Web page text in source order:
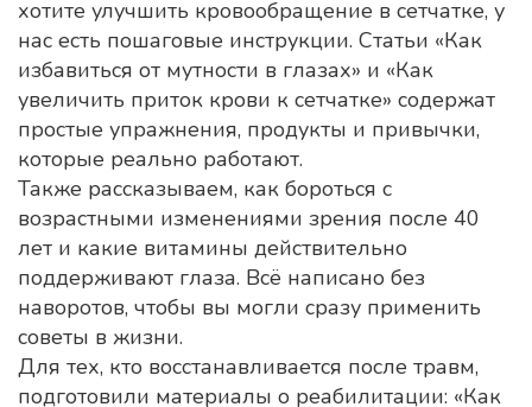
хотите улучшить кровообращение в сетчатке, у
нас есть пошаговые инструкции. Статьи «Как
избавиться от мутности в глазах» и «Как
увеличить приток крови к сетчатке» содержат
простые упражнения, продукты и привычки,
которые реально работают.
Также рассказываем, как бороться с
возрастными изменениями зрения после 40
лет и какие витамины действительно
поддерживают глаза. Всё написано без
наворотов, чтобы вы могли сразу применить
советы в жизни.
Для тех, кто восстанавливается после травм,
подготовили материалы о реабилитации: «Как